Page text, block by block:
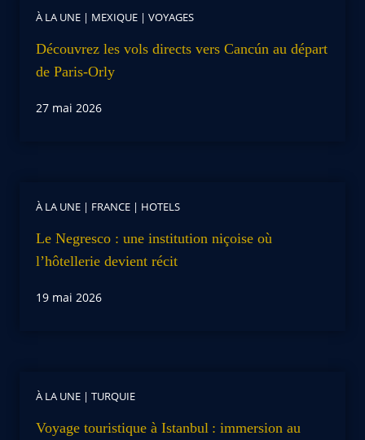
À LA UNE | MEXIQUE | VOYAGES
Découvrez les vols directs vers Cancún au départ
de Paris-Orly
27 mai 2026
À LA UNE | FRANCE | HOTELS
Le Negresco : une institution niçoise où
l’hôtellerie devient récit
19 mai 2026
À LA UNE | TURQUIE
Voyage touristique à Istanbul : immersion au